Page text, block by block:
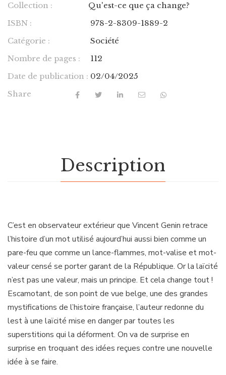
Collection :
Qu'est-ce que ça change?
ISBN :
978-2-8309-1889-2
Catégorie :
Société
Nombre de pages :
112
Date de publication : 02/04/2025
Share
Description
C’est en observateur extérieur que Vincent Genin retrace
l’histoire d’un mot utilisé aujourd’hui aussi bien comme un
pare-feu que comme un lance-flammes, mot-valise et mot-
valeur censé se porter garant de la République. Or la laïcité
n’est pas une valeur, mais un principe. Et cela change tout !
Escamotant, de son point de vue belge, une des grandes
mystifications de l’histoire française, l’auteur redonne du
lest à une laïcité mise en danger par toutes les
superstitions qui la déforment. On va de surprise en
surprise en troquant des idées reçues contre une nouvelle
idée à se faire.